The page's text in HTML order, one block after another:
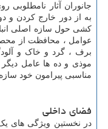
جانوران آثار نامطلوبی
به از دور خارج کردن و
کشی حول سازه اصلی
عوامل ، محافظت از
برف ، گرد و خاک و
موذی و ده ها عامل دیگر
مناسبی پیرامون خود
فضای داخلی
در نخستین ویژگی های